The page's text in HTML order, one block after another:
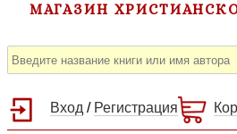
МАГАЗИН
Вход / Регистрация